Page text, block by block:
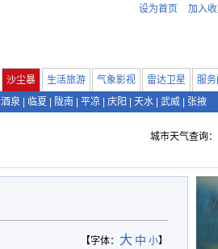
设为首页 加入
沙尘暴 生活旅游 气象影视 雷达卫星 服务
酒泉 临夏 陇南 平凉 庆阳 天水 武威 张掖
城市天气查询：
【字体： 大 中 小】